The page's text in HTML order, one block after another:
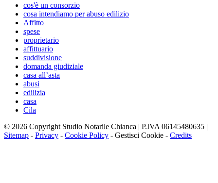
cos'è un consorzio
cosa intendiamo per abuso edilizio
Affitto
spese
proprietario
affittuario
suddivisione
domanda giudiziale
casa all’asta
abusi
edilizia
casa
Cila
© 2026 Copyright Studio Notarile Chianca | P.IVA 06145480635 |
Sitemap - Privacy - Cookie Policy - Gestisci Cookie - Credits